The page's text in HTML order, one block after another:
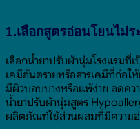
1.เลือกสูตรอ่อนโยนไม่ร
เลือกน้ำยาปรับผ้านุ่มโรงแรมที่
เคมีอันตรายหรือสารเคมีที่ก่อใ
มีผิวบอบบางหรือแพ้ง่าย ลดควา
น้ำยาปรับผ้านุ่มสูตร
ผลิตภัณฑ์ใช้ส่วนผสมที่มีความ